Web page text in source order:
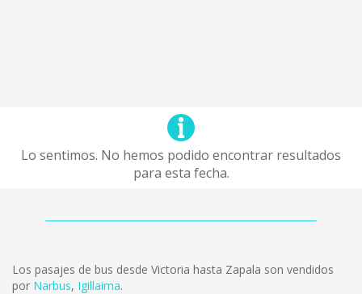
Lo sentimos. No hemos podido encontrar resultados
para esta fecha.
Los pasajes de bus desde Victoria hasta Zapala son vendidos
por Narbus, Igillaima.